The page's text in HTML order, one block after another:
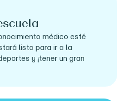
médico esté
listo para ir a la
y ¡tener un gran